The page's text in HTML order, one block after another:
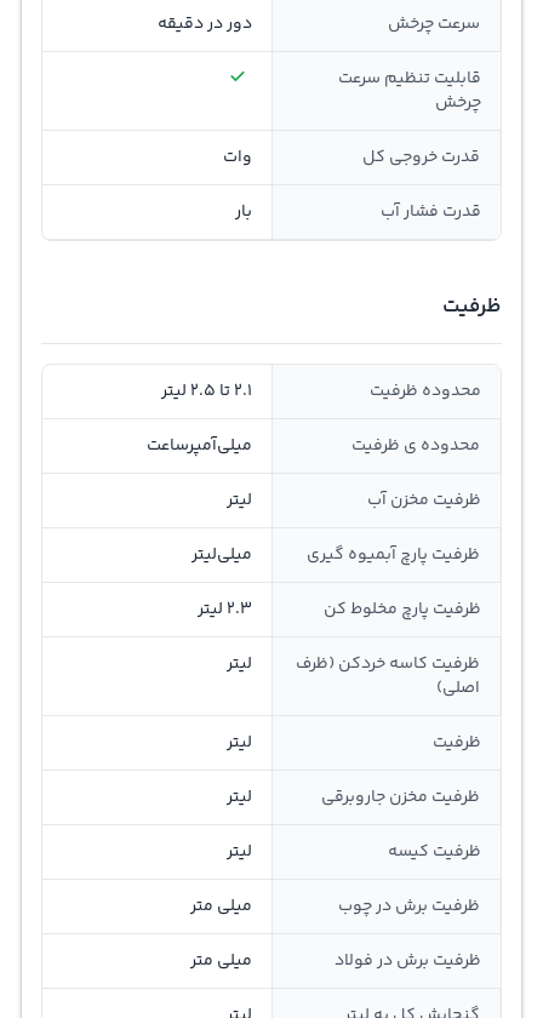
سرعت چرخش دور در دقیقه
قابلیت تنظیم سرعت
چرخش
قدرت خروجی کل وات
قدرت فشار آب بار
ظرفیت
محدوده ظرفیت 2.1 تا 2.5 لیتر
محدوده ی ظرفیت ميلي‌آمپر‌ساعت
ظرفیت مخزن آب لیتر
ظرفیت پارچ آبمیوه گیری میلی‌لیتر
ظرفیت پارچ مخلوط کن 2.3 لیتر
ظرفیت کاسه خردکن (ظرف
اصلی)
لیتر
ظرفیت لیتر
ظرفیت مخزن جاروبرقی لیتر
ظرفیت کیسه لیتر
ظرفیت برش در چوب میلی متر
ظرفیت برش در فولاد میلی متر